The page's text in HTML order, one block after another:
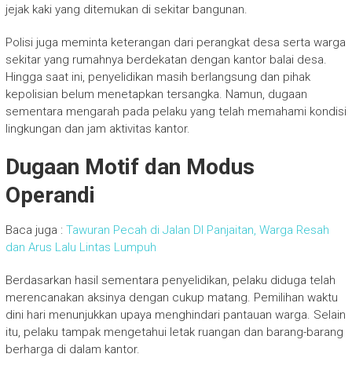
jejak kaki yang ditemukan di sekitar bangunan.
Polisi juga meminta keterangan dari perangkat desa serta warga
sekitar yang rumahnya berdekatan dengan kantor balai desa.
Hingga saat ini, penyelidikan masih berlangsung dan pihak
kepolisian belum menetapkan tersangka. Namun, dugaan
sementara mengarah pada pelaku yang telah memahami kondisi
lingkungan dan jam aktivitas kantor.
Dugaan Motif dan Modus
Operandi
Baca juga : Tawuran Pecah di Jalan DI Panjaitan, Warga Resah
dan Arus Lalu Lintas Lumpuh
Berdasarkan hasil sementara penyelidikan, pelaku diduga telah
merencanakan aksinya dengan cukup matang. Pemilihan waktu
dini hari menunjukkan upaya menghindari pantauan warga. Selain
itu, pelaku tampak mengetahui letak ruangan dan barang-barang
berharga di dalam kantor.